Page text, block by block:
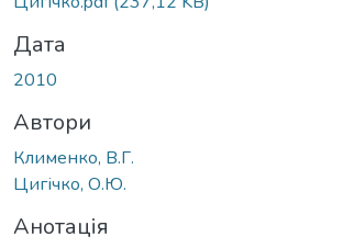
Дата
2010
Автори
Клименко, В.Г.
Цигічко, О.Ю.
Анотація